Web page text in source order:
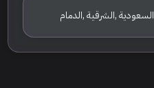
السعودية ,الشرقية ,الدمام